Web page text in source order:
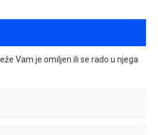
Vam je omiljen ili se rado u njega